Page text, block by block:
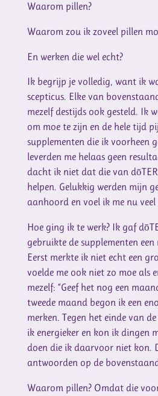
Waarom pillen?
Waarom zou ik zoveel pillen
En werken die wel echt?
Ik begrijp je volledig, want ik
scepticus. Elke van
mezelf destijds ook gesteld. Ik
om moe te zijn en de hele tijd
supplementen die ik voorheen
leverden me helaas geen
dacht ik niet dat die van
helpen. Gelukkig werden mijn
aanhoord en voel ik me nu
Hoe ging ik te werk? Ik gaf
gebruikte de supplementen
Eerst merkte ik niet echt een
voelde me ook niet zo moe als
mezelf: “Geef het nog een
tweede maand begon ik een
merken. Tegen het einde van
ik energieker en kon ik dingen
doen die ik daarvoor niet kon.
antwoorden op de
Waarom pillen? Omdat die